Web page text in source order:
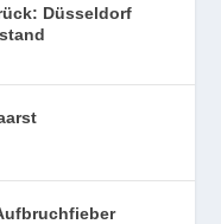
Düsseldorf